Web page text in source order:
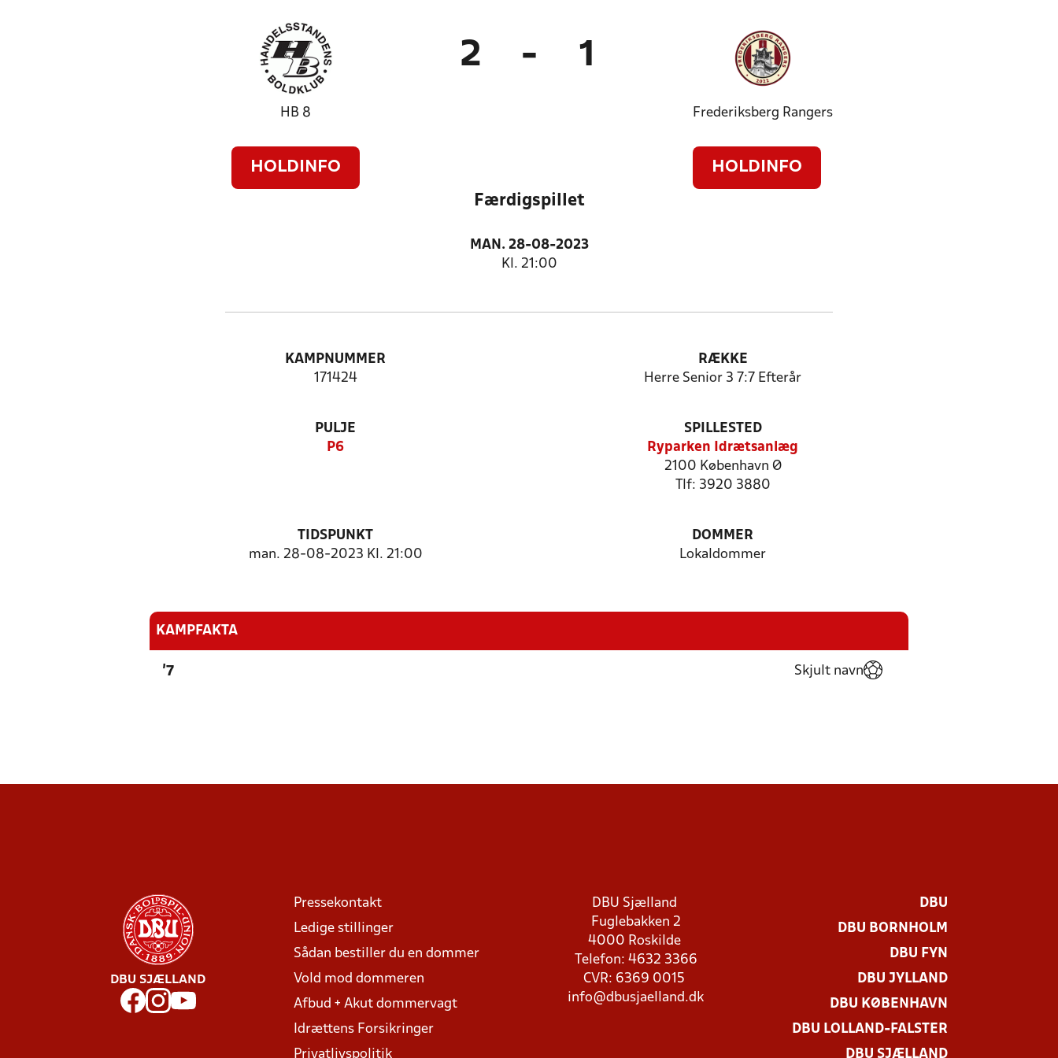
HB 8
HOLDINFO
2 - 1
Frederiksberg Rangers
HOLDINFO
Færdigspillet
MAN. 28-08-2023
Kl. 21:00
KAMPNUMMER
171424
RÆKKE
Herre Senior 3 7:7 Efterår
PULJE
P6
SPILLESTED
Ryparken Idrætsanlæg
2100 København Ø
Tlf: 3920 3880
TIDSPUNKT
man. 28-08-2023 Kl. 21:00
DOMMER
Lokaldommer
KAMPFAKTA
'7 Skjult navn
DBU SJÆLLAND
Pressekontakt
Ledige stillinger
Sådan bestiller du en dommer
Vold mod dommeren
Afbud + Akut dommervagt
Idrættens Forsikringer
Privatlivspolitik
DBU Sjælland
Fuglebakken 2
4000 Roskilde
Telefon: 4632 3366
CVR: 6369 0015
info@dbusjaelland.dk
DBU
DBU BORNHOLM
DBU FYN
DBU JYLLAND
DBU KØBENHAVN
DBU LOLLAND-FALSTER
DBU SJÆLLAND